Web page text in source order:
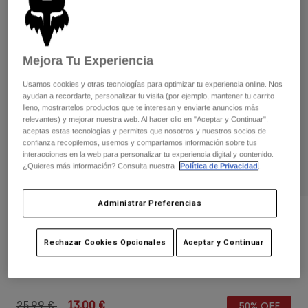
Pantalones largos
Pantalones cortos
Chaquetas y chalecos
Guantes
Protecciones
Gafas de protección
Calcetines
Pantalones
Chaquetas
Protecciones
Gafas de protección
Mochilas y accesorios
Recambios
Camisas
Ver todo
Mujer
Camisetas y tops
Sudaderas
Chaquetas
Camisas
Ver todo
Protecciones
Gafas de Protección
Calcetines
Ver todo
Moto
Cascos
Botas
Opiniones
Guante 180 Flora Juvenil para chica
Price reduced from
to
Mejora Tu Experiencia
Usamos cookies y otras tecnologías para optimizar tu experiencia online. Nos
ayudan a recordarte, personalizar tu visita (por ejemplo, mantener tu carrito
lleno, mostrartelos productos que te interesan y enviarte anuncios más
relevantes) y mejorar nuestra web. Al hacer clic en "Aceptar y Continuar",
aceptas estas tecnologías y permites que nosotros y nuestros socios de
confianza recopilemos, usemos y compartamos información sobre tus
interacciones en la web para personalizar tu experiencia digital y contenido.
¿Quieres más información? Consulta nuestra
Política de Privacidad
Administrar Preferencias
Rechazar Cookies Opcionales Aceptar y Continuar